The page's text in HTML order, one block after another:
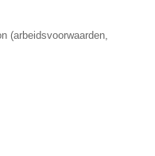
(arbeidsvoorwaarden,